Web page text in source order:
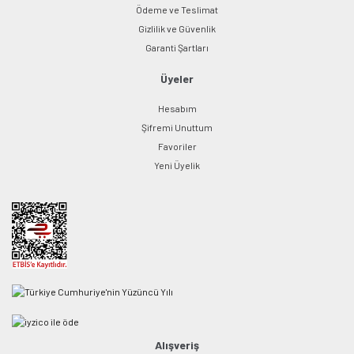
Ödeme ve Teslimat
Gizlilik ve Güvenlik
Garanti Şartları
Üyeler
Hesabım
Şifremi Unuttum
Favoriler
Yeni Üyelik
Alışveriş